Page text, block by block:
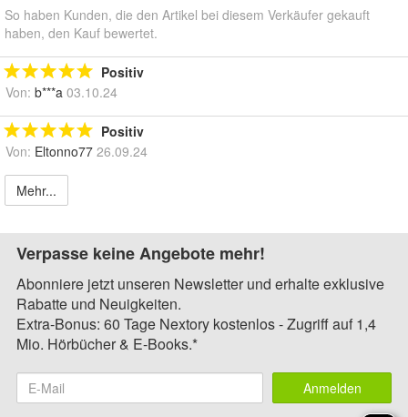
So haben Kunden, die den Artikel bei diesem Verkäufer gekauft
haben, den Kauf bewertet.
Positiv
Von: b***a 03.10.24
Positiv
Von: Eltonno77 26.09.24
Mehr...
Verpasse keine Angebote mehr!
Abonniere jetzt unseren Newsletter und erhalte exklusive
Rabatte und Neuigkeiten.
Extra-Bonus: 60 Tage Nextory kostenlos - Zugriff auf 1,4
Mio. Hörbücher & E-Books.*
Anmelden